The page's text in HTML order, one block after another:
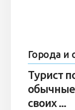
Города и
Турист
обычные
своих ...